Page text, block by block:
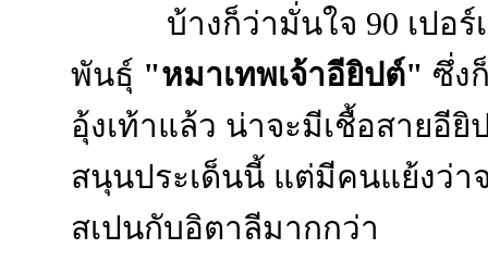
บ้างก็ว่ามั่นใจ 90 เปอ
พันธุ์ "หมาเทพเจ้าอียิปต์" ซึ่ง
อุ้งเท้าแล้ว น่าจะมีเชื้อสายอี
สนุนประเด็นนี้ แต่มีคนแย้งว่า
สเปนกับอิตาลีมากกว่า